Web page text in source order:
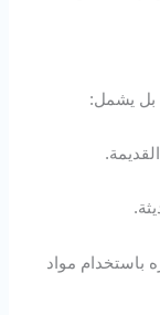
بل يشمل:
باستخدام مواد